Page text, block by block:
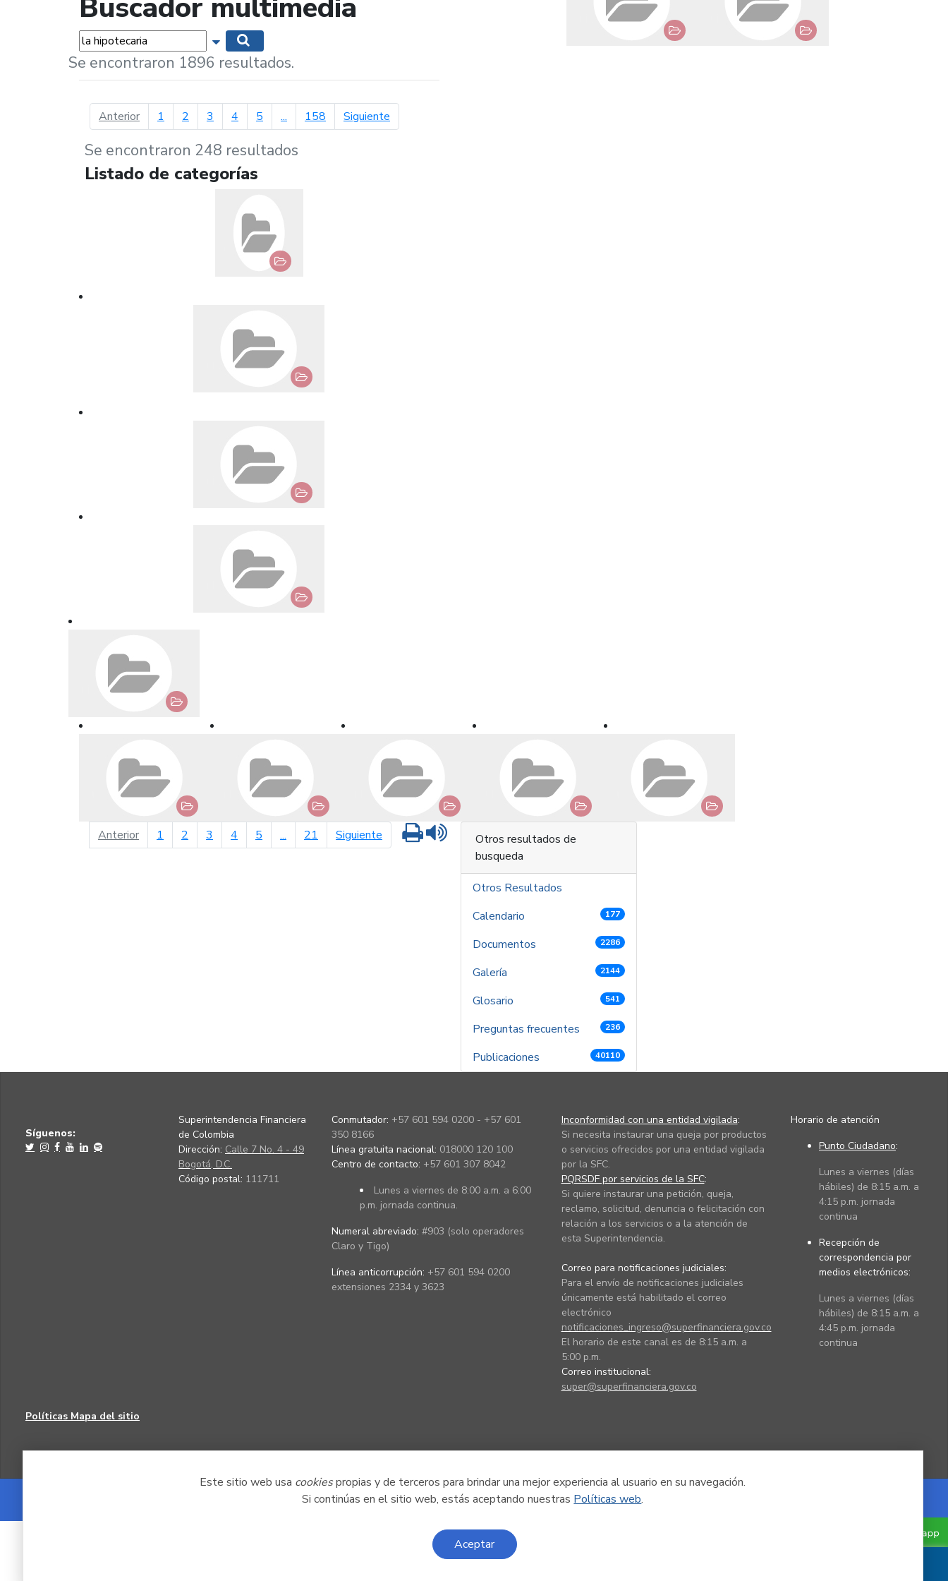
Este sitio web usa cookiespropias y de terceros para brindar una mejor experiencia al usuario en su navegación.
Si continúas en el sitio web, estás aceptando nuestras Políticas web.
Aceptar
Buscador multimedia
Palabras... Mostrar opciones de búsqueda
Se encontraron 1896 resultados.
Anteriorpágina anterior
1 2 3 4 5 ... 158 Siguientepágina siguiente
Se encontraron 248 resultados
Listado de categorías
Anteriorpágina anterior
1 2 3 4 5 ... 21 Siguiente página siguiente
Imprimir
Otros resultados de
busqueda
Otros Resultados
Calendario
177
Documentos 2286
Galería 2144
Glosario 541
Preguntas frecuentes 236
Publicaciones 40110
Síguenos:
Superintendencia Financiera
de Colombia
Dirección: Calle 7 No. 4 - 49
Bogotá, D.C.
Código postal: 111711
Conmutador: +57 601 594 0200 - +57 601
350 8166
Línea gratuita nacional: 018000 120 100
Centro de contacto: +57 601 307 8042
Lunes a viernes de 8:00 a.m. a 6:00
p.m. jornada continua.
Numeral abreviado: #903 (solo operadores
Claro y Tigo)
Línea anticorrupción: +57 601 594 0200
extensiones 2334 y 3623
Inconformidad con una entidad vigilada:
Si necesita instaurar una queja por productos
o servicios ofrecidos por una entidad vigilada
por la SFC.
PQRSDF por servicios de la SFC:
Si quiere instaurar una petición, queja,
reclamo, solicitud, denuncia o felicitación con
relación a los servicios o a la atención de
esta Superintendencia.
Correo para notificaciones judiciales:
Para el envío de notificaciones judiciales
únicamente está habilitado el correo
electrónico
notificaciones_ingreso@superfinanciera.gov.co
El horario de este canal es de 8:15 a.m. a
5:00 p.m.
Correo institucional:
super@superfinanciera.gov.co
Horario de atención
Punto Ciudadano:
Lunes a viernes (días
hábiles) de 8:15 a.m. a
4:15 p.m. jornada
continua
Recepción de
correspondencia por
medios electrónicos:
Lunes a viernes (días
hábiles) de 8:15 a.m. a
4:45 p.m. jornada
continua
Políticas Mapa del sitio
Powered by Nexura